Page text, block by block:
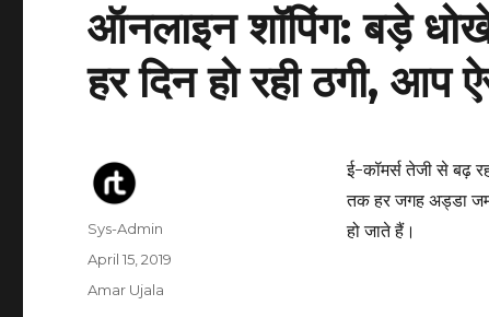
ऑनलाइन शॉपिंग: बड़े
हर दिन हो रही ठगी, आप
ई-कॉमर्स तेजी से बढ़
तक हर जगह अड्डा
हो जाते हैं।
Author
Sys-Admin
Posted
April 15, 2019
Categories
Amar Ujala